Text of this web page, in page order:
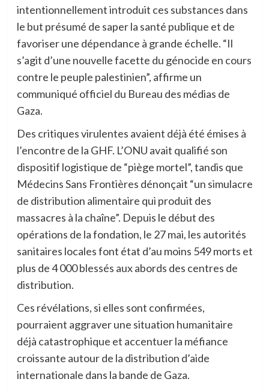
intentionnellement introduit ces substances dans
le but présumé de saper la santé publique et de
favoriser une dépendance à grande échelle. “Il
s’agit d’une nouvelle facette du génocide en cours
contre le peuple palestinien”, affirme un
communiqué officiel du Bureau des médias de
Gaza.
Des critiques virulentes avaient déjà été émises à
l’encontre de la GHF. L’ONU avait qualifié son
dispositif logistique de “piège mortel”, tandis que
Médecins Sans Frontières dénonçait “un simulacre
de distribution alimentaire qui produit des
massacres à la chaîne”. Depuis le début des
opérations de la fondation, le 27 mai, les autorités
sanitaires locales font état d’au moins 549 morts et
plus de 4 000 blessés aux abords des centres de
distribution.
Ces révélations, si elles sont confirmées,
pourraient aggraver une situation humanitaire
déjà catastrophique et accentuer la méfiance
croissante autour de la distribution d’aide
internationale dans la bande de Gaza.